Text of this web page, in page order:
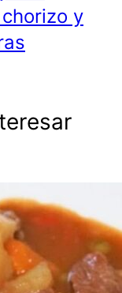
y